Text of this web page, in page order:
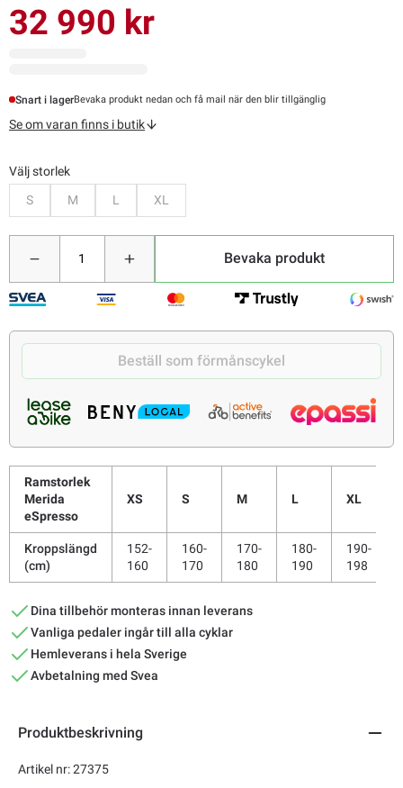
32 990 kr
Snart i lagerBevaka produkt nedan och få mail när den blir tillgänglig
Se om varan finns i butik
Välj storlek
S
M L XL
Bevaka produkt
Beställ som förmånscykel
Ramstorlek
Merida
eSpresso
XS S M L XL
Kroppslängd
(cm)
152-
160
160-
170
170-
180
180-
190
190-
198
Dina tillbehör monteras innan leverans
Vanliga pedaler ingår till alla cyklar
Hemleverans i hela Sverige
Avbetalning med Svea
Produktbeskrivning
Artikel nr: 27375